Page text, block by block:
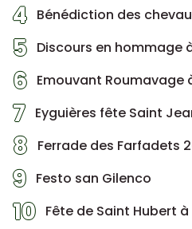
4 Bénédiction des
5 Discours en hommage
6 Emouvant Roumavage
7 Eyguières fête Saint
8 Ferrade des Farfadets
9 Festo san Gilenco
10 Fête de Saint Hubert